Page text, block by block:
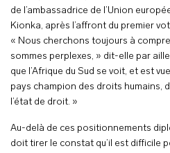
de l’ambassadrice de l’Union
Kionka, après l’affront du premier
« Nous cherchons toujours à
sommes perplexes, » dit-elle par
que l’Afrique du Sud se voit, et est
pays champion des droits humains,
l’état de droit. »
Au-delà de ces positionnements
doit tirer le constat qu’il est difficile